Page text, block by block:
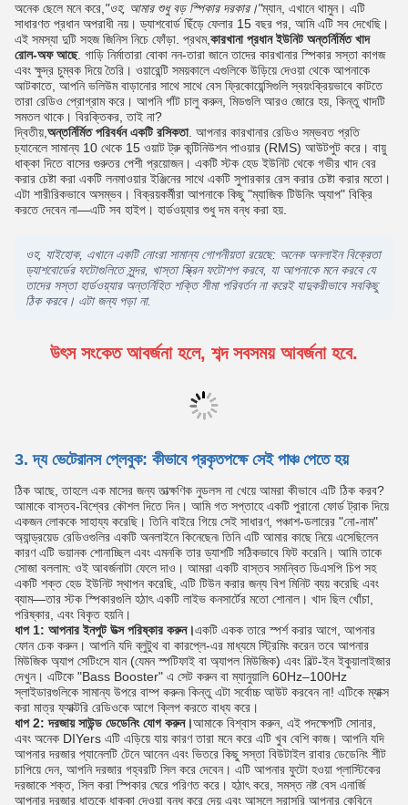
অনেক ছেলে মনে করে,"ওহ, আমার শুধু বড় স্পিকার দরকার।"ম্যান, এখানে থামুন। এটি
সাধারণত প্রধান অপরাধী নয়। ড্যাশবোর্ড ছিঁড়ে ফেলার 15 বছর পর, আমি এটি সব দেখেছি।
এই সমস্যা দুটি সহজ জিনিস নিচে ফোঁড়া. প্রথম,কারখানা প্রধান ইউনিট অন্তর্নির্মিত খাদ
রোল-অফ আছে. গাড়ি নির্মাতারা বোকা নন-তারা জানে তাদের কারখানার স্পিকার সস্তা কাগজ
এবং ক্ষুদ্র চুম্বক দিয়ে তৈরি। ওয়ারেন্টি সময়কালে এগুলিকে উড়িয়ে দেওয়া থেকে আপনাকে
আটকাতে, আপনি ভলিউম বাড়ানোর সাথে সাথে বেস ফ্রিকোয়েন্সিগুলি স্বয়ংক্রিয়ভাবে কাটতে
তারা রেডিও প্রোগ্রাম করে। আপনি গাঁট চালু করুন, মিডগুলি আরও জোরে হয়, কিন্তু খাদটি
সমতল থাকে। বিরক্তিকর, তাই না?
দ্বিতীয়,অন্তর্নির্মিত পরিবর্ধন একটি রসিকতা. আপনার কারখানার রেডিও সম্ভবত প্রতি
চ্যানেলে সামান্য 10 থেকে 15 ওয়াট ট্রু কন্টিনিউশন পাওয়ার (RMS) আউটপুট করে। বায়ু
ধাক্কা দিতে বাসের গুরুতর পেশী প্রয়োজন। একটি স্টক হেড ইউনিট থেকে গভীর খাদ বের
করার চেষ্টা করা একটি লনমাওয়ার ইঞ্জিনের সাথে একটি সুপারকার রেস করার চেষ্টা করার মতো।
এটা শারীরিকভাবে অসম্ভব। বিক্রয়কর্মীরা আপনাকে কিছু "ম্যাজিক টিউনিং অ্যাপ" বিক্রি
করতে দেবেন না—এটি সব হাইপ। হার্ডওয়্যার শুধু দম বন্ধ করা হয়.
ওহ, যাইহোক, এখানে একটি নোংরা সামান্য গোপনীয়তা রয়েছে: অনেক অনলাইন বিক্রেতা
ড্যাশবোর্ডের ফটোগুলিতে সুন্দর, খাস্তা স্ক্রিন ফটোশপ করবে, যা আপনাকে মনে করবে যে
তাদের সস্তা হার্ডওয়্যার অন্তর্নিহিত শক্তি সীমা পরিবর্তন না করেই যাদুকরীভাবে সবকিছু
ঠিক করবে। এটা জন্য পড়া না.
উৎস সংকেত আবর্জনা হলে, শব্দ সবসময় আবর্জনা হবে.
3. দ্য ভেটেরানস প্লেবুক: কীভাবে প্রকৃতপক্ষে সেই পাঞ্চ পেতে হয়
ঠিক আছে, তাহলে এক মাসের জন্য তাত্ক্ষণিক নুডলস না খেয়ে আমরা কীভাবে এটি ঠিক করব?
আমাকে বাস্তব-বিশ্বের কৌশল দিতে দিন। আমি গত সপ্তাহে একটি পুরানো ফোর্ড ট্রাক দিয়ে
একজন লোককে সাহায্য করেছি। তিনি বাইরে গিয়ে সেই সাধারণ, পঞ্চাশ-ডলারের "নো-নাম"
অ্যান্ড্রয়েড রেডিওগুলির একটি অনলাইনে কিনেছেন৷ তিনি এটি আমার কাছে নিয়ে এসেছিলেন
কারণ এটি ভয়ানক শোনাচ্ছিল এবং এমনকি তার ড্যাশটি সঠিকভাবে ফিট করেনি। আমি তাকে
সোজা বললাম: ওই আবর্জনাটা ফেলে দাও। আমরা একটি বাস্তব সমন্বিত ডিএসপি চিপ সহ
একটি শক্ত হেড ইউনিট স্থাপন করেছি, এটি টিউন করার জন্য বিশ মিনিট ব্যয় করেছি এবং
ব্যাম—তার স্টক স্পিকারগুলি হঠাৎ একটি লাইভ কনসার্টের মতো শোনাল। খাদ ছিল খোঁচা,
পরিষ্কার, এবং বিকৃত হয়নি।
ধাপ 1: আপনার ইনপুট উত্স পরিষ্কার করুন।একটি একক তারে স্পর্শ করার আগে, আপনার
ফোন চেক করুন। আপনি যদি ব্লুটুথ বা কারপ্লে-এর মাধ্যমে স্ট্রিমিং করেন তবে আপনার
মিউজিক অ্যাপ সেটিংসে যান (যেমন স্পটিফাই বা অ্যাপল মিউজিক) এবং বিল্ট-ইন ইকুয়ালাইজার
দেখুন। এটিকে "Bass Booster" এ সেট করুন বা ম্যানুয়ালি 60Hz–100Hz
স্লাইডারগুলিকে সামান্য উপরে বাম্প করুন৷ কিন্তু এটা সর্বোচ্চ আউট করবেন না! এটিকে ম্যাক্স
করা মাত্র ফ্যাক্টরি রেডিওকে আগে ক্লিপ করতে বাধ্য করে।
ধাপ 2: দরজায় সাউন্ড ডেডেনিং যোগ করুন।আমাকে বিশ্বাস করুন, এই পদক্ষেপটি সোনার,
এবং অনেক DIYers এটি এড়িয়ে যায় কারণ তারা মনে করে এটি খুব বেশি কাজ। আপনি যদি
আপনার দরজার প্যানেলটি টেনে আনেন এবং ভিতরে কিছু সস্তা বিউটাইল রাবার ডেডেনিং শীট
চাপিয়ে দেন, আপনি দরজার গহ্বরটি সিল করে দেবেন। এটি আপনার ফুটো হওয়া প্লাস্টিকের
দরজাকে শক্ত, সিল করা স্পিকার ঘেরে পরিণত করে। হঠাৎ করে, সমস্ত নষ্ট বেস এনার্জি
আপনার দরজার ধাতুকে ধাক্কা দেওয়া বন্ধ করে দেয় এবং আসলে সরাসরি আপনার কেবিনে